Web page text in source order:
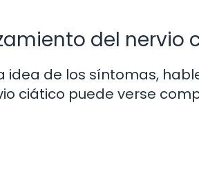
del nervio
idea de los síntomas,
ciático puede verse